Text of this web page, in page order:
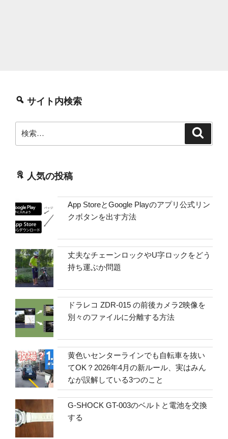
サイト内検索
索:
人気の投稿
App StoreとGoogle Playのアプリ公式リン
クボタンを出す方法
丈夫なチェーンロックやU字ロックをどう
持ち運ぶか問題
ドラレコ ZDR-015 の前後カメラ2映像を
別々のファイルに分離する方法
黄色いセンターラインでも自転車を抜い
てOK？2026年4月の新ルール、実はみん
なが誤解している3つのこと
G-SHOCK GT-003のベルトと電池を交換
する